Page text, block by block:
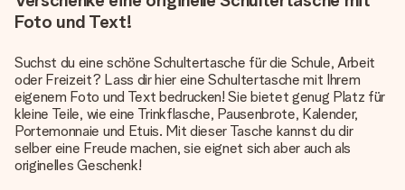
Foto und Text!
Suchst du eine schöne Schultertasche für die Schule, Arbeit
oder Freizeit? Lass dir hier eine Schultertasche mit Ihrem
eigenem Foto und Text bedrucken! Sie bietet genug Platz für
kleine Teile, wie eine Trinkflasche, Pausenbrote, Kalender,
Portemonnaie und Etuis. Mit dieser Tasche kannst du dir
selber eine Freude machen, sie eignet sich aber auch als
originelles Geschenk!